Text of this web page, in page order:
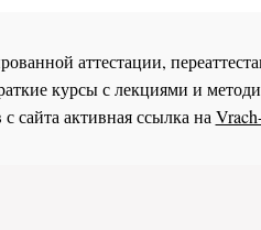
аттестации,
курсы с лекциями и
сайта активная ссылка на